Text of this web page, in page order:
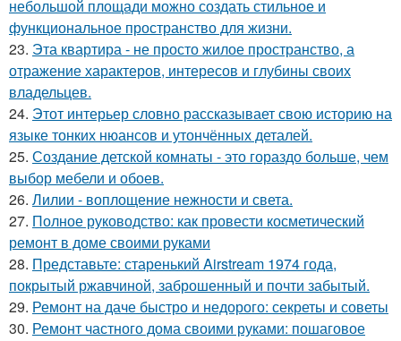
небольшой площади можно создать стильное и
функциональное пространство для жизни.
23. Эта квартира - не просто жилое пространство, а
отражение характеров, интересов и глубины своих
владельцев.
24. Этот интерьер словно рассказывает свою историю на
языке тонких нюансов и утончённых деталей.
25. Создание детской комнаты - это гораздо больше, чем
выбор мебели и обоев.
26. Лилии - воплощение нежности и света.
27. Полное руководство: как провести косметический
ремонт в доме своими руками
28. Представьте: старенький Airstream 1974 года,
покрытый ржавчиной, заброшенный и почти забытый.
29. Ремонт на даче быстро и недорого: секреты и советы
30. Ремонт частного дома своими руками: пошаговое